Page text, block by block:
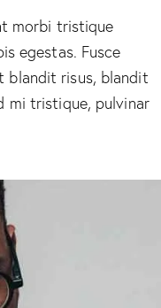
morbi tristique
egestas. Fusce
blandit risus, blandit
mi tristique, pulvinar